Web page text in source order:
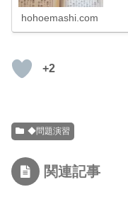
hohoemashi.com
+2
◆問題演習
関連記事